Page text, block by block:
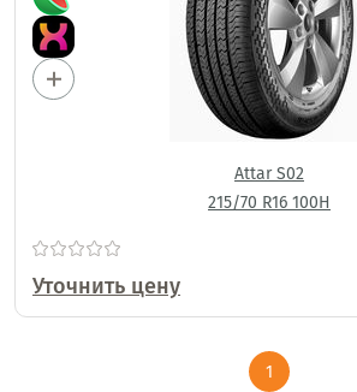
Attar S02
215/70 R16 100H
Уточнить цену
1